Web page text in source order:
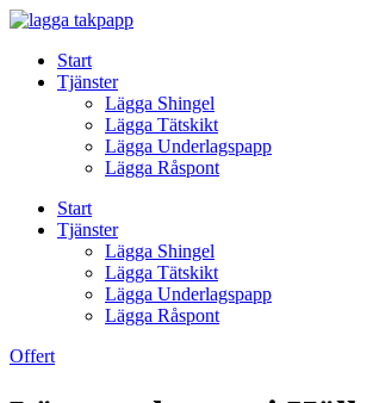
Skip
contentStart
Tjänster
Lägga Shingel
Lägga Tätskikt
Lägga Underlagspapp
Lägga Råspont
Start
Tjänster
Lägga Shingel
Lägga Tätskikt
Lägga Underlagspapp
Lägga Råspont
Offert